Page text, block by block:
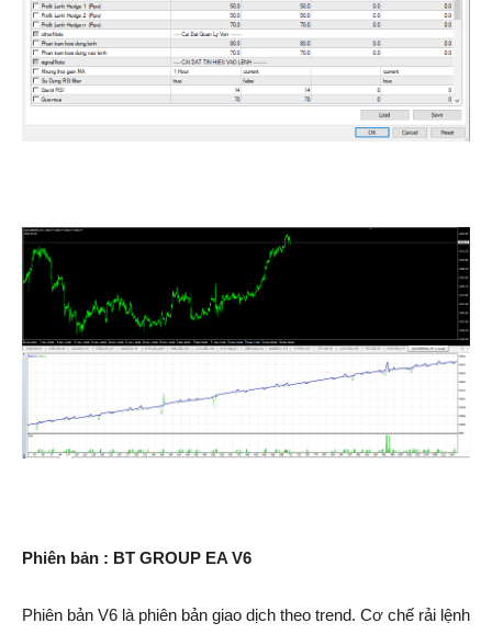
Phiên bản : BT GROUP EA V6
Phiên bản V6 là phiên bản giao dịch theo trend. Cơ chế rải lệnh